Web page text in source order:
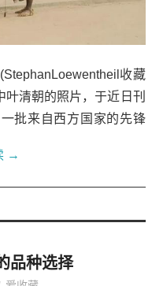
收藏
清朝的照片，于近日刊
批来自西方国家的先锋
。图...
→
品种选择